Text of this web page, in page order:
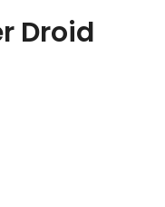
Droid